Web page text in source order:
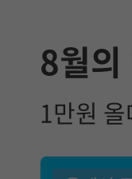
8월의
1만원